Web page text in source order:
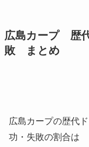
広島カープ 歴
敗 まとめ
広島カープの歴代
功・失敗の割合は